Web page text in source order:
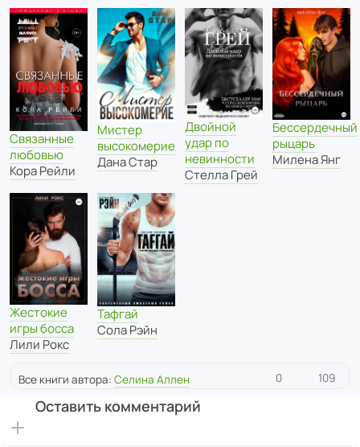
Связанные
любовью
Кора Рейли
Мистер
высокомерие
Дана Стар
Двойной
удар по
невинности
Стелла Грей
Бессердечный
рыцарь
Милена Янг
Жестокие
игры босса
Лили Рокс
Тафгай
Сола Рэйн
Все книги автора: Селина Аллен 0 109
Оставить комментарий